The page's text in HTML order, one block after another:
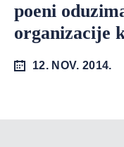
poeni
organizacije
12. NOV. 2014.